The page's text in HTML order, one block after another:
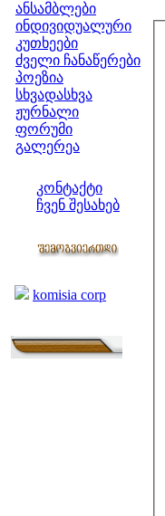
ანსამბლები
ინდივიდუალური
კუთხეები
ძველი ჩანაწერები
პოეზია
სხვადასხვა
ჟურნალი
ფორუმი
გალერეა
კონტაქტი
ჩვენ შესახებ
komisia corp